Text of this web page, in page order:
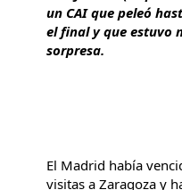
un CAI que peleó
el final y que estuvo
sorpresa.
El Madrid había
visitas a Zaragoza y